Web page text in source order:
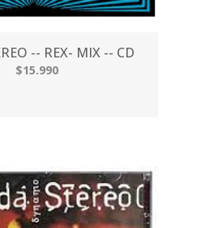
-- REX- MIX -- CD
$15.990